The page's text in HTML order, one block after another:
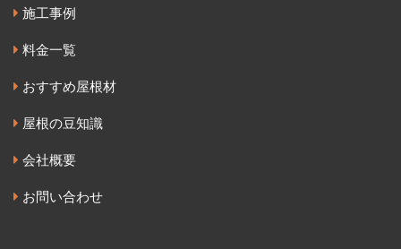
施工事例
料金一覧
おすすめ屋根材
屋根の豆知識
会社概要
お問い合わせ